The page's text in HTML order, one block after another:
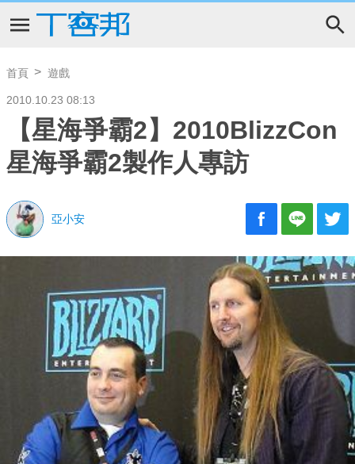
首頁 遊戲
2010.10.23 08:13
【星海爭霸2】2010BlizzCon
星海爭霸2製作人專訪
亞小安